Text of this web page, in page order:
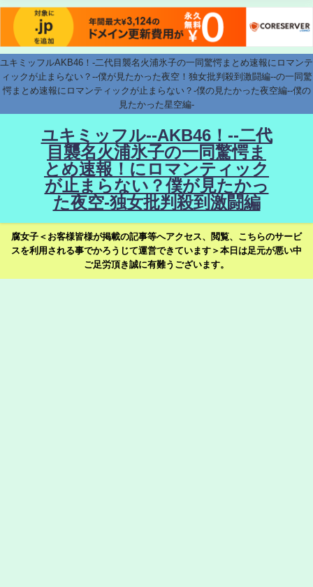
ユキミッフルAKB46！-二代目襲名火浦氷子の一同驚愕まとめ速報にロマンテ
ィックが止まらない？--僕が見たかった夜空！独女批判殺到激闘編--の一同驚
愕まとめ速報にロマンティックが止まらない？-僕の見たかった夜空編--僕の
見たかった星空編-
ユキミッフル--AKB46！--二代
目襲名火浦氷子の一同驚愕ま
とめ速報！にロマンティック
が止まらない？僕が見たかっ
た夜空-独女批判殺到激闘編
腐女子＜お客様皆様が掲載の記事等へアクセス、閲覧、こちらのサービ
スを利用される事でかろうじて運営できています＞本日は足元が悪い中
ご足労頂き誠に有難うございます。